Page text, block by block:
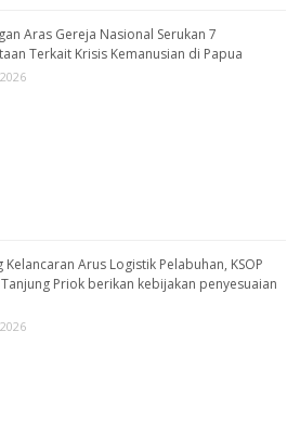
Aras Gereja Nasional Serukan 7
Terkait Krisis Kemanusian di Papua
Kelancaran Arus Logistik Pelabuhan, KSOP
Priok berikan kebijakan penyesuaian